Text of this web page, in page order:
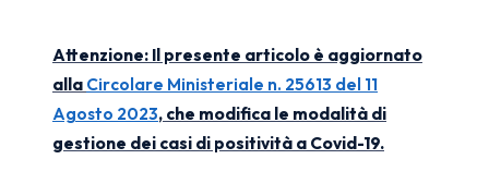
Attenzione: Il presente articolo è aggiornato
alla Circolare Ministeriale n. 25613 del 11
Agosto 2023, che modifica le modalità di
gestione dei casi di positività a Covid-19.